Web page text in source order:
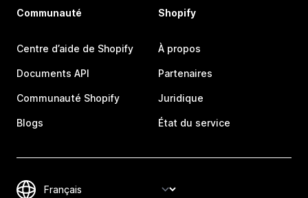
Communauté
Centre d’aide de Shopify
Documents API
Communauté Shopify
Blogs
Shopify
À propos
Partenaires
Juridique
État du service